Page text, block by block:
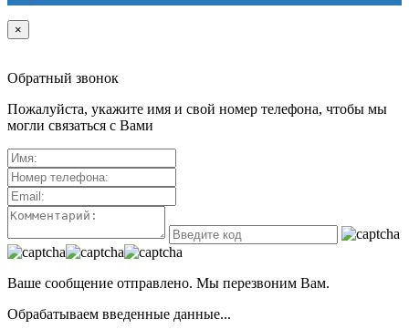
×
Обратный звонок
Пожалуйста, укажите имя и свой номер телефона, чтобы мы
могли связаться с Вами
Ваше сообщение отправлено. Мы перезвоним Вам.
Обрабатываем введенные данные...